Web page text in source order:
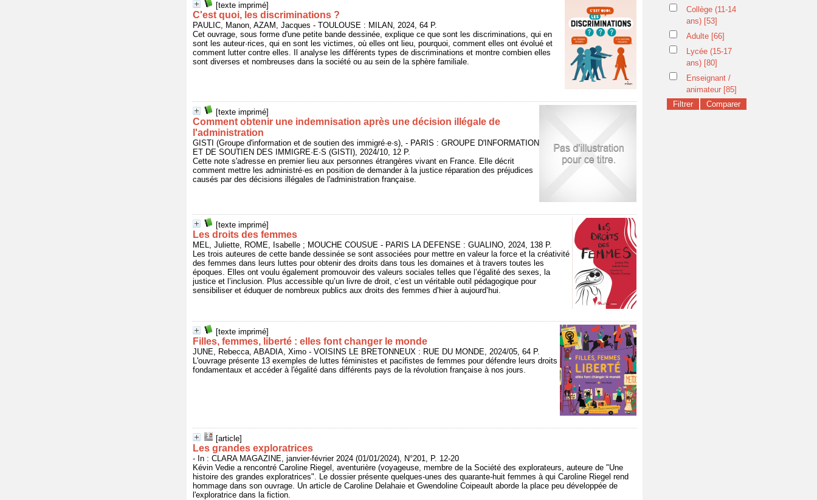
[texte imprimé]
C'est quoi, les discriminations ?
PAULIC, Manon, AZAM, Jacques - TOULOUSE : MILAN, 2024, 64 P.
Cet ouvrage, sous forme d'une petite bande dessinée, explique ce que sont les discriminations, qui en
sont les auteur·rices, qui en sont les victimes, où elles ont lieu, pourquoi, comment elles ont évolué et
comment lutter contre elles. Il analyse les différents types de discriminations et montre combien elles
sont diverses et nombreuses dans la société ou au sein de la sphère familiale.
[texte imprimé]
Comment obtenir une indemnisation après une décision illégale de
l'administration
GISTI (Groupe d'information et de soutien des immigré·e·s), - PARIS : GROUPE D'INFORMATION
ET DE SOUTIEN DES IMMIGRE·E·S (GISTI), 2024/10, 12 P.
Cette note s'adresse en premier lieu aux personnes étrangères vivant en France. Elle décrit
comment mettre les administré·es en position de demander à la justice réparation des préjudices
causés par des décisions illégales de l'administration française.
[texte imprimé]
Les droits des femmes
MEL, Juliette, ROME, Isabelle ; MOUCHE COUSUE - PARIS LA DEFENSE : GUALINO, 2024, 138 P.
Les trois auteures de cette bande dessinée se sont associées pour mettre en valeur la force et la créativité
des femmes dans leurs luttes pour obtenir des droits dans tous les domaines et à travers toutes les
époques. Elles ont voulu également promouvoir des valeurs sociales telles que l’égalité des sexes, la
justice et l’inclusion. Plus accessible qu’un livre de droit, c’est un véritable outil pédagogique pour
sensibiliser et éduquer de nombreux publics aux droits des femmes d’hier à aujourd’hui.
[texte imprimé]
Filles, femmes, liberté : elles font changer le monde
JUNE, Rebecca, ABADIA, Ximo - VOISINS LE BRETONNEUX : RUE DU MONDE, 2024/05, 64 P.
L'ouvrage présente 13 exemples de luttes féministes et pacifistes de femmes pour défendre leurs droits
fondamentaux et accéder à l'égalité dans différents pays de la révolution française à nos jours.
[article]
Les grandes exploratrices
- In : CLARA MAGAZINE, janvier-février 2024 (01/01/2024), N°201, P. 12-20
Kévin Vedie a rencontré Caroline Riegel, aventurière (voyageuse, membre de la Société des explorateurs, auteure de "Une
histoire des grandes exploratrices". Le dossier présente quelques-unes des quarante-huit femmes à qui Caroline Riegel rend
hommage dans son ouvrage. Un article de Caroline Delahaie et Gwendoline Coipeault aborde la place peu développée de
l'exploratrice dans la fiction.
Collège (11-14
ans) [53]
Adulte [66]
Lycée (15-17
ans) [80]
Enseignant /
animateur [85]